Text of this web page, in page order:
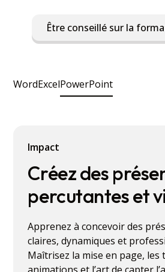
Être conseillé sur la
WordExcelPowerPoint
Impact
Créez des
percutantes et
Apprenez à concevoir des
claires, dynamiques et
Maîtrisez la mise en page, les